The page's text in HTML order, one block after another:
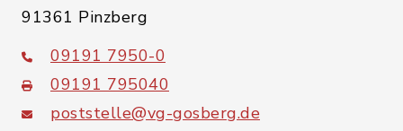
91361 Pinzberg
09191 7950-0
09191 795040
poststelle@vg-gosberg.de